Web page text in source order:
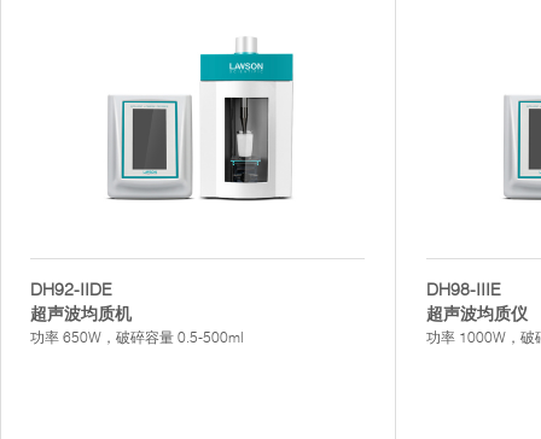
DH92-IIDE
超声波均质机
功率 650W，破碎容量 0.5-500ml
DH98-IIIE
超声波均质仪
功率 1000W，破